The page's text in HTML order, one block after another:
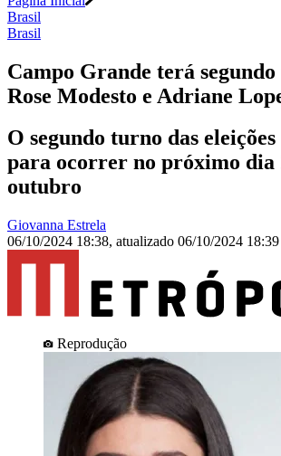
Brasil
Brasil
Campo Grande terá
Rose Modesto e Adriane
O segundo turno das
para ocorrer no próximo dia
outubro
Giovanna Estrela
06/10/2024 18:38, atualizado 06/10/2024 18:39
Reprodução